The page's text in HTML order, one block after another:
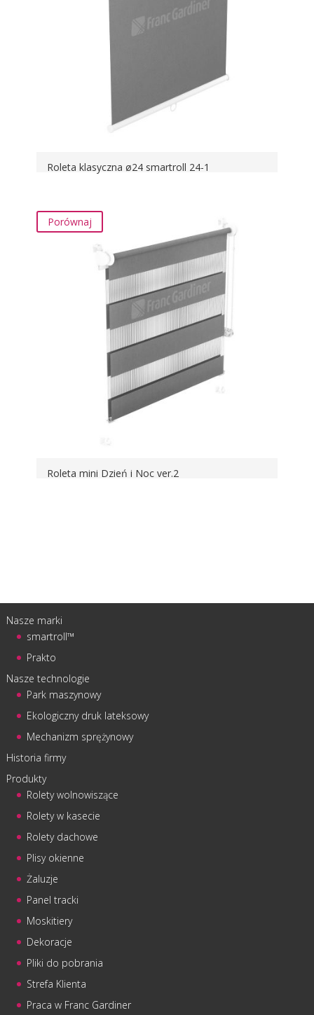
Roleta klasyczna ø24 smartroll 24-1
Roleta mini Dzień i Noc ver.2
Porównaj
Nasze marki
smartroll™
Prakto
Nasze technologie
Park maszynowy
Ekologiczny druk lateksowy
Mechanizm sprężynowy
Historia firmy
Produkty
Rolety wolnowiszące
Rolety w kasecie
Rolety dachowe
Plisy okienne
Żaluzje
Panel tracki
Moskitiery
Dekoracje
Pliki do pobrania
Strefa Klienta
Praca w Franc Gardiner